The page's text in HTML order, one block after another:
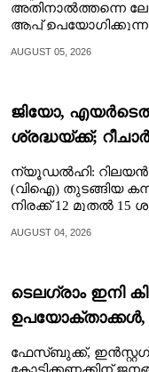
അതിനാൽത്തന്നെ
ആപ്പ്
AUGUST 05, 2026
ജിയോ,
ശ്രദ്ധയ്ക്ക്;
നൽകണം
ന്യൂഡൽഹി:
(വിഐ)​ തുടങ്ങിയ
നിരക്ക് 12 മുതൽ 15
AUGUST 04, 2026
ടെലഗ്രാം ഇനി
ഉപയോക്താക്കൾ,
നീക്കി
ഫേസ്‌ബുക്ക്,